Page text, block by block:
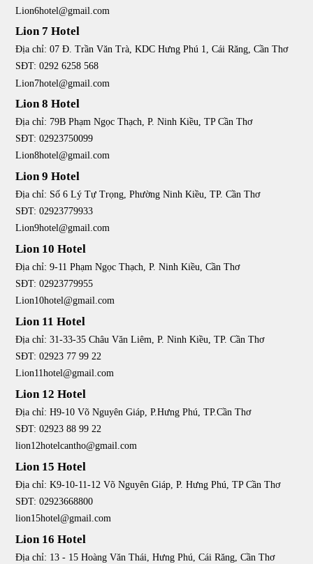
Lion6hotel@gmail.com
Lion 7 Hotel
Địa chỉ: 07 Đ. Trần Văn Trà, KDC Hưng Phú 1, Cái Răng, Cần Thơ
SĐT: 0292 6258 568
Lion7hotel@gmail.com
Lion 8 Hotel
Địa chỉ: 79B Phạm Ngọc Thạch, P. Ninh Kiều, TP Cần Thơ
SĐT: 02923750099
Lion8hotel@gmail.com
Lion 9 Hotel
Địa chỉ: Số 6 Lý Tự Trọng, Phường Ninh Kiều, TP. Cần Thơ
SĐT: 02923779933
Lion9hotel@gmail.com
Lion 10 Hotel
Địa chỉ: 9-11 Phạm Ngọc Thạch, P. Ninh Kiều, Cần Thơ
SĐT: 02923779955
Lion10hotel@gmail.com
Lion 11 Hotel
Địa chỉ: 31-33-35 Châu Văn Liêm, P. Ninh Kiều, TP. Cần Thơ
SĐT: 02923 77 99 22
Lion11hotel@gmail.com
Lion 12 Hotel
Địa chỉ: H9-10 Võ Nguyên Giáp, P.Hưng Phú, TP.Cần Thơ
SĐT: 02923 88 99 22
lion12hotelcantho@gmail.com
Lion 15 Hotel
Địa chỉ: K9-10-11-12 Võ Nguyên Giáp, P. Hưng Phú, TP Cần Thơ
SĐT: 02923668800
lion15hotel@gmail.com
Lion 16 Hotel
Địa chỉ: 13 - 15 Hoàng Văn Thái, Hưng Phú, Cái Răng, Cần Thơ